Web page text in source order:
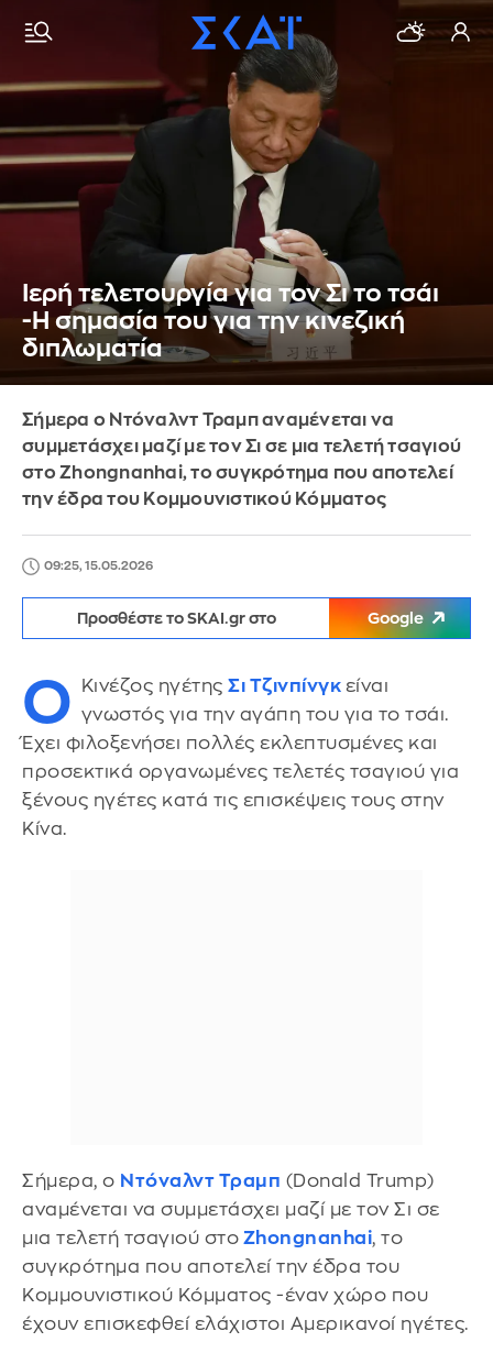
Ιερή τελετουργία για τον Σι το τσάι
-Η σημασία του για την κινεζική
διπλωματία
Σήμερα ο Ντόναλντ Τραμπ αναμένεται να
συμμετάσχει μαζί με τον Σι σε μια τελετή τσαγιού
στο Zhongnanhai, το συγκρότημα που αποτελεί
την έδρα του Κομμουνιστικού Κόμματος
09:25, 15.05.2026
Προσθέστε το SKAI.gr στο Google
Ο Κινέζος ηγέτης Σι Τζινπίνγκ είναι
γνωστός για την αγάπη του για το τσάι.
Έχει φιλοξενήσει πολλές εκλεπτυσμένες και
προσεκτικά οργανωμένες τελετές τσαγιού για
ξένους ηγέτες κατά τις επισκέψεις τους στην
Κίνα.
Σήμερα, ο Ντόναλντ Τραμπ (Donald Trump)
αναμένεται να συμμετάσχει μαζί με τον Σι σε
μια τελετή τσαγιού στο Zhongnanhai, το
συγκρότημα που αποτελεί την έδρα του
Κομμουνιστικού Κόμματος -έναν χώρο που
έχουν επισκεφθεί ελάχιστοι Αμερικανοί ηγέτες.